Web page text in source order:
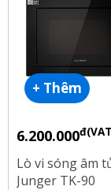
+ Thêm
6.200.000
Lò vi sóng âm
Junger TK-90